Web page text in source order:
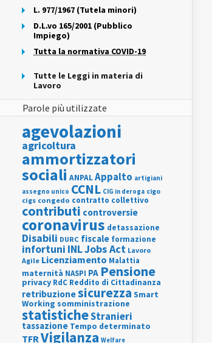
L. 977/1967 (Tutela minori)
D.L.vo 165/2001 (Pubblico
Impiego)
Tutta la normativa COVID-19
Tutte le Leggi in materia di
Lavoro
Parole più utilizzate
agevolazioni
agricoltura
ammortizzatori
sociali ANPALAppalto artigiani
assegno unico CCNL CIG in deroga cigo
cigs congedo contratto collettivo
contributi controversie
coronavirus detassazione
Disabili DURC fiscale formazione
infortuni INLJobs Act Lavoro
Agile Licenziamento Malattia
maternità NASPI PA Pensione
privacy RdC Reddito di Cittadinanza
retribuzionesicurezza Smart
Working somministrazione
statisticheStranieri
tassazione Tempo determinato
TFRVigilanza Welfare